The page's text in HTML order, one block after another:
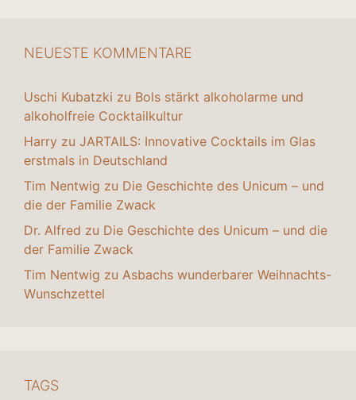
NEUESTE KOMMENTARE
Uschi Kubatzki zu Bols stärkt alkoholarme und
alkoholfreie Cocktailkultur
Harry zu JARTAILS: Innovative Cocktails im Glas
erstmals in Deutschland
Tim Nentwig zu Die Geschichte des Unicum – und
die der Familie Zwack
Dr. Alfred zu Die Geschichte des Unicum – und die
der Familie Zwack
Tim Nentwig zu Asbachs wunderbarer Weihnachts-
Wunschzettel
TAGS